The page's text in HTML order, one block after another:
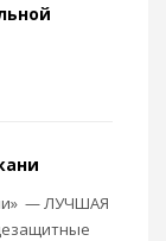
— ЛУЧШАЯ